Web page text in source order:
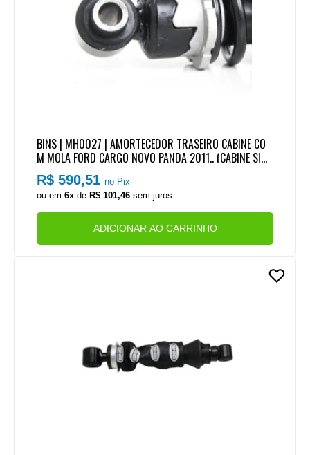
BINS | MH0027 | AMORTECEDOR TRASEIRO CABINE CO
M MOLA FORD CARGO NOVO PANDA 2011.. (CABINE SIM
PLES)
R$ 590,51no Pix
ou em6x deR$ 101,46 sem juros
ADICIONAR AO CARRINHO